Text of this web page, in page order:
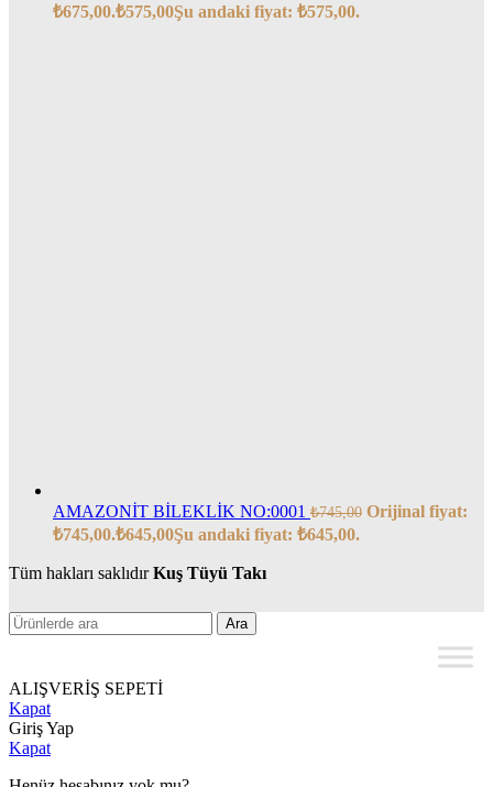
₺675,00.₺575,00Şu andaki fiyat: ₺575,00.
AMAZONİT BİLEKLİK NO:0001 ₺745,00 Orijinal fiyat:
₺745,00.₺645,00Şu andaki fiyat: ₺645,00.
Tüm hakları saklıdırKuş Tüyü Takı
Ara
ALIŞVERİŞ SEPETİ
Kapat
Giriş Yap
Kapat